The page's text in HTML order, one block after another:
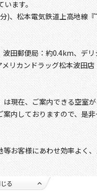
います。
)、松本電気鉄道上高地線
田郵便局：約0.4km、デ
リカンドラッグ松本波田
現在、ご案内できる空室が
内しておりますので、是
お客様にあわせ効率よく
る